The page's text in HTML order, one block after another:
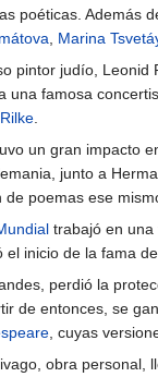
poéticas. Además
Marina
pintor judío,
una famosa
un gran impacto
junto a
poemas ese
trabajó en
inicio de la fama
perdió la
de entonces, se
, cuyas
obra personal,